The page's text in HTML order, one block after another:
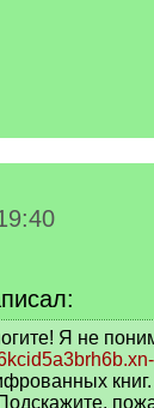
Я не